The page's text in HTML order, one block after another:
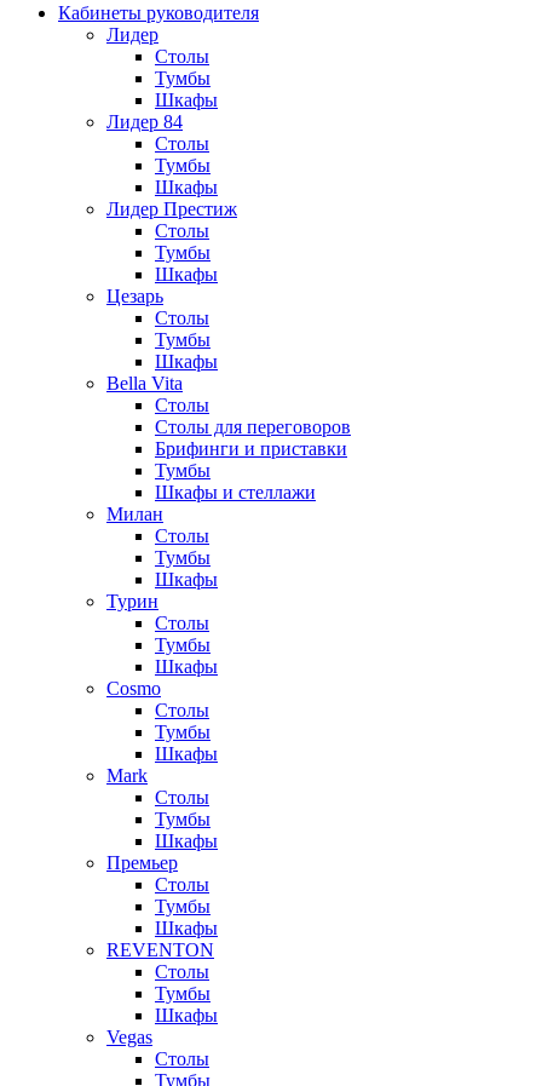
Кабинеты руководителя
Лидер
Столы
Тумбы
Шкафы
Лидер 84
Столы
Тумбы
Шкафы
Лидер Престиж
Столы
Тумбы
Шкафы
Цезарь
Столы
Тумбы
Шкафы
Bella Vita
Столы
Столы для переговоров
Брифинги и приставки
Тумбы
Шкафы и стеллажи
Милан
Столы
Тумбы
Шкафы
Турин
Столы
Тумбы
Шкафы
Cosmo
Столы
Тумбы
Шкафы
Mark
Столы
Тумбы
Шкафы
Премьер
Столы
Тумбы
Шкафы
REVENTON
Столы
Тумбы
Шкафы
Vegas
Столы
Тумбы